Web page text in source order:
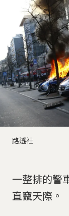
路透社
一整排的警
直竄天際。